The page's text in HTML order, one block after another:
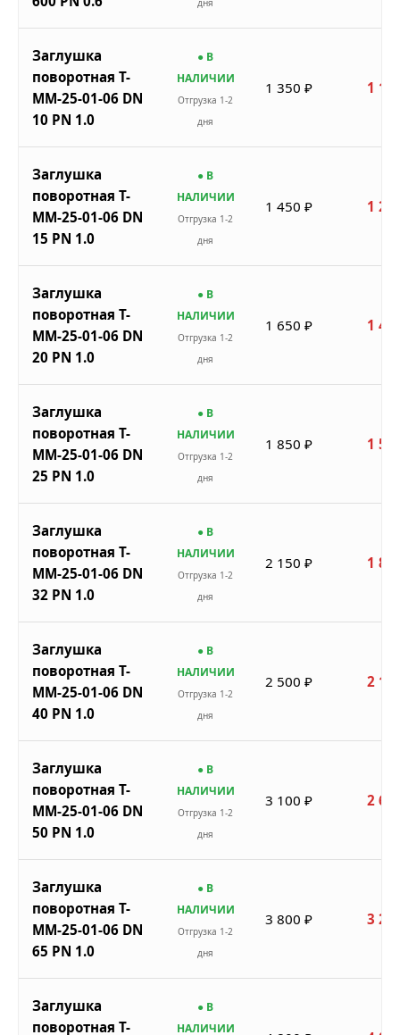
дня
Заглушка
поворотная Т-
ММ-25-01-06 DN
10 PN 1.0
● В
НАЛИЧИИ
Отгрузка 1-2
дня
1 350 ₽ 1
Заглушка
поворотная Т-
ММ-25-01-06 DN
15 PN 1.0
● В
НАЛИЧИИ
Отгрузка 1-2
дня
1 450 ₽ 1
Заглушка
поворотная Т-
ММ-25-01-06 DN
20 PN 1.0
● В
НАЛИЧИИ
Отгрузка 1-2
дня
1 650 ₽ 1
Заглушка
поворотная Т-
ММ-25-01-06 DN
25 PN 1.0
● В
НАЛИЧИИ
Отгрузка 1-2
дня
1 850 ₽ 1
Заглушка
поворотная Т-
ММ-25-01-06 DN
32 PN 1.0
● В
НАЛИЧИИ
Отгрузка 1-2
дня
2 150 ₽ 1
Заглушка
поворотная Т-
ММ-25-01-06 DN
40 PN 1.0
● В
НАЛИЧИИ
Отгрузка 1-2
дня
2 500 ₽ 2
Заглушка
поворотная Т-
ММ-25-01-06 DN
50 PN 1.0
● В
НАЛИЧИИ
Отгрузка 1-2
дня
3 100 ₽ 2
Заглушка
поворотная Т-
ММ-25-01-06 DN
65 PN 1.0
● В
НАЛИЧИИ
Отгрузка 1-2
дня
3 800 ₽ 3
Заглушка
поворотная Т-
● В
НАЛИЧИИ